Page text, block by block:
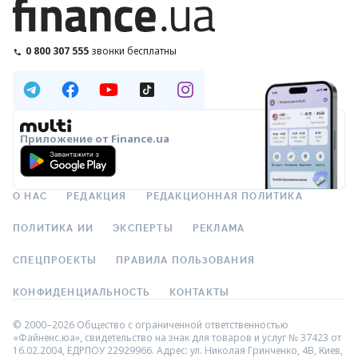
0 800 307 555 звонки бесплатны
Приложение от Finance.ua
О НАС РЕДАКЦИЯ РЕДАКЦИОННАЯ ПОЛИТИКА
ПОЛИТИКА ИИ ЭКСПЕРТЫ РЕКЛАМА
СПЕЦПРОЕКТЫ ПРАВИЛА ПОЛЬЗОВАНИЯ
КОНФИДЕНЦИАЛЬНОСТЬ КОНТАКТЫ
© 2000–2026 Общество с ограниченной ответственностью
«Файненс.юа», свидетельство на знак для товаров и услуг № 37423 от
16.02.2004, ЕДРПОУ 22929966. Адрес: ул. Николая Гринченко, 4В, Киев,